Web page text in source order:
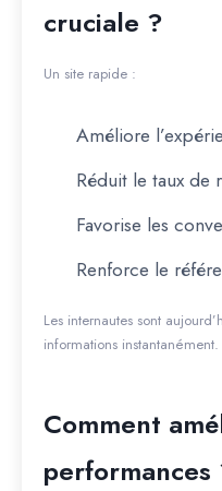
cruciale ?
Un site rapide :
Améliore
Réduit le taux de
Favorise les
Renforce le
Les internautes sont
informations instantanément.
Comment
performances